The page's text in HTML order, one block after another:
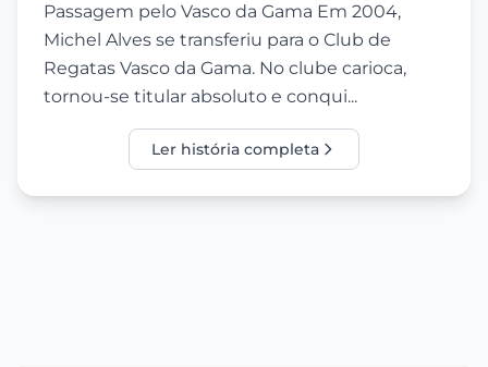
Passagem pelo Vasco da Gama Em 2004,
Michel Alves se transferiu para o Club de
Regatas Vasco da Gama. No clube carioca,
tornou-se titular absoluto e conqui...
Ler história completa